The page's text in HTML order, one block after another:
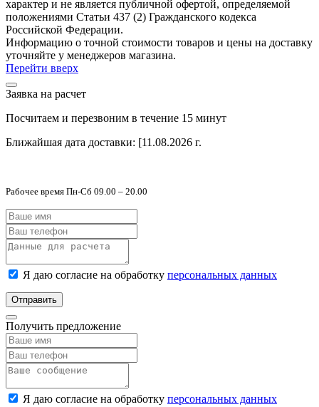
характер и не является публичной офертой, определяемой
положениями Статьи 437 (2) Гражданского кодекса
Российской Федерации.
Информацию о точной стоимости товаров и цены на доставку
уточняйте у менеджеров магазина.
Перейти вверх
Заявка на расчет
Посчитаем и перезвоним в течение 15 минут
Ближайшая дата доставки: [11.08.2026 г.
Рабочее время Пн-Сб 09.00 – 20.00
Я даю согласие на обработку персональных данных
Отправить
Получить предложение
Я даю согласие на обработку персональных данных